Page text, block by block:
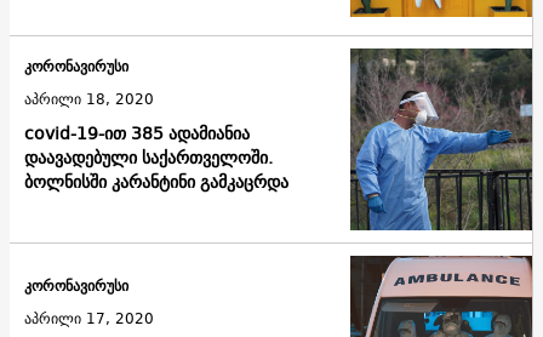
covid-19-ით 385 ადამიანია
დაავადებული საქართველოში.
ბოლნისში კარანტინი გამკაცრდა
კორონავირუსი
აპრილი 18, 2020
კორონავირუსი
აპრილი 17, 2020